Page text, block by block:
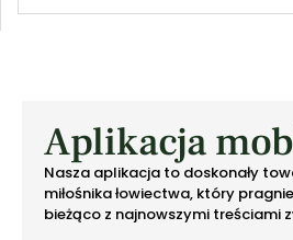
Aplikacja
Nasza aplikacja to doskonały
miłośnika łowiectwa, który
bieżąco z najnowszymi treściami